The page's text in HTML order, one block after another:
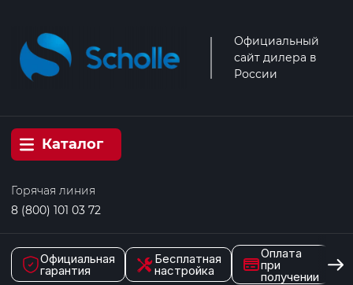
Официальный
сайт дилера в
России
Каталог
Горячая линия
8 (800) 101 03 72
Официальная
гарантия
Бесплатная
настройка
Оплата
при
получении